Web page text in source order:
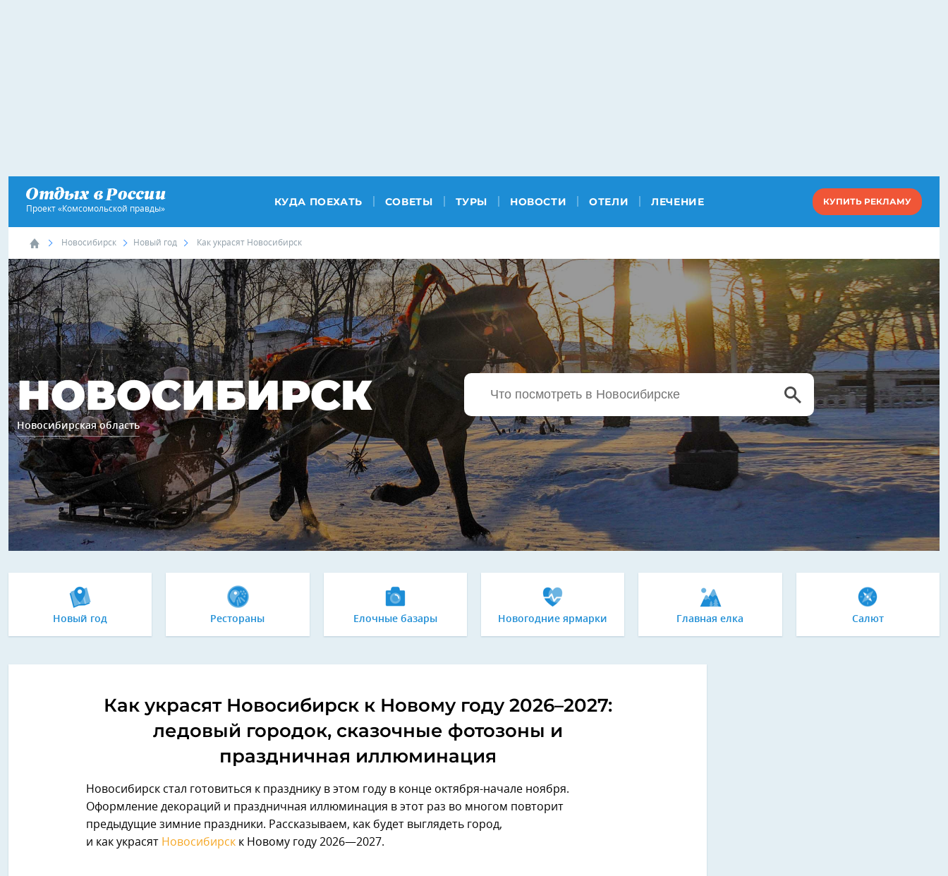
Проект «Комсомольской правды»
КУДА ПОЕХАТЬ СОВЕТЫ ТУРЫ НОВОСТИ ОТЕЛИ ЛЕЧЕНИЕ КУПИТЬ РЕКЛАМУ
Новосибирск Новый год Как украсят Новосибирск
НОВОСИБИРСК
Новосибирская область
Новый год Рестораны Елочные базары Новогодние ярмарки Главная елка Салют
Как украсят Новосибирск к Новому году 2026–2027:
ледовый городок, сказочные фотозоны и
праздничная иллюминация
Новосибирск стал готовиться к празднику в этом году в конце октября-начале ноября.
Оформление декораций и праздничная иллюминация в этот раз во многом повторит
предыдущие зимние праздники. Рассказываем, как будет выглядеть город,
и как украсят Новосибирск к Новому году 2026—2027.